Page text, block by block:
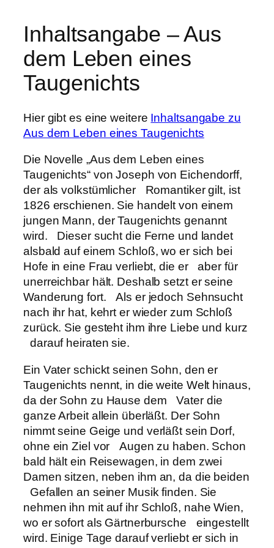
Inhaltsangabe – Aus
dem Leben eines
Taugenichts
Hier gibt es eine weitere Inhaltsangabe zu
Aus dem Leben eines Taugenichts
Die Novelle „Aus dem Leben eines
Taugenichts“ von Joseph von Eichendorff,
der als volkstümlicher Romantiker gilt, ist
1826 erschienen. Sie handelt von einem
jungen Mann, der Taugenichts genannt
wird. Dieser sucht die Ferne und landet
alsbald auf einem Schloß, wo er sich bei
Hofe in eine Frau verliebt, die er aber für
unerreichbar hält. Deshalb setzt er seine
Wanderung fort. Als er jedoch Sehnsucht
nach ihr hat, kehrt er wieder zum Schloß
zurück. Sie gesteht ihm ihre Liebe und kurz
darauf heiraten sie.
Ein Vater schickt seinen Sohn, den er
Taugenichts nennt, in die weite Welt hinaus,
da der Sohn zu Hause dem Vater die
ganze Arbeit allein überläßt. Der Sohn
nimmt seine Geige und verläßt sein Dorf,
ohne ein Ziel vor Augen zu haben. Schon
bald hält ein Reisewagen, in dem zwei
Damen sitzen, neben ihm an, da die beiden
Gefallen an seiner Musik finden. Sie
nehmen ihn mit auf ihr Schloß, nahe Wien,
wo er sofort als Gärtnerbursche eingestellt
wird. Einige Tage darauf verliebt er sich in